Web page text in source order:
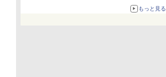
化、Windows 10/11、「Chrome」も走り回
る。復活記念で2026年末まで500円
もっと見る